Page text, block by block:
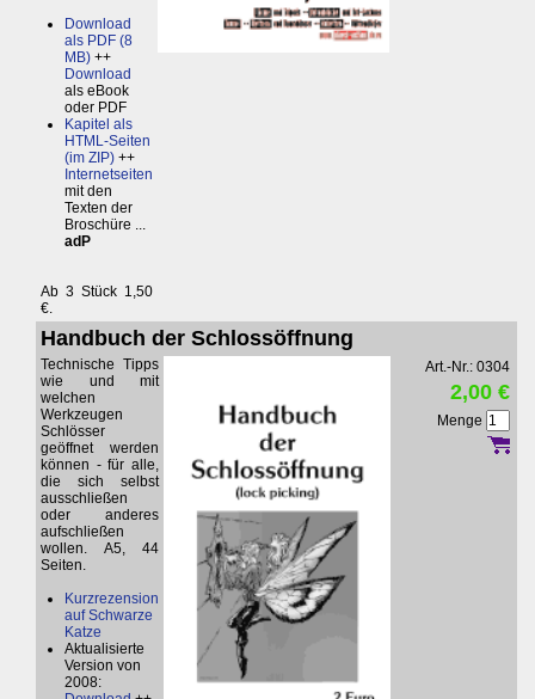
Download
als PDF (8
MB) ++
Download
als eBook
oder PDF
Kapitel als
HTML-Seiten
(im ZIP) ++
Internetseiten
mit den
Texten der
Broschüre ...
adP
Ab 3 Stück 1,50
€.
Handbuch der Schlossöffnung
Technische Tipps
wie und mit
welchen
Werkzeugen
Schlösser
geöffnet werden
können - für alle,
die sich selbst
ausschließen
oder anderes
aufschließen
wollen. A5, 44
Seiten.
Kurzrezension
auf Schwarze
Katze
Aktualisierte
Version von
2008:
Art.-Nr.: 0304
2,00 €
Menge